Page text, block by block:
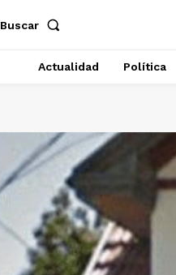
Buscar
Actualidad Política